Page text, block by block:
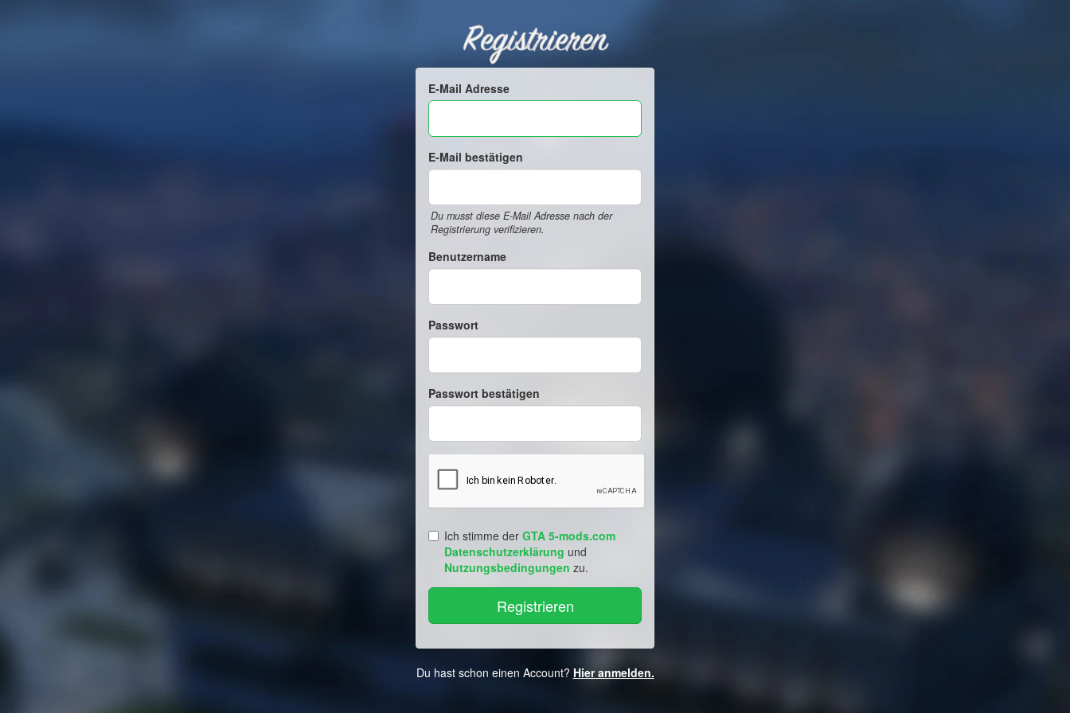
Registrieren
E-Mail Adresse
E-Mail bestätigen
Du musst diese E-Mail Adresse nach der
Registrierung verifizieren.
Benutzername
Passwort
Passwort bestätigen
Ich stimme der GTA 5-mods.com
Datenschutzerklärung und
Nutzungsbedingungen zu.
Du hast schon einen Account? Hier anmelden.